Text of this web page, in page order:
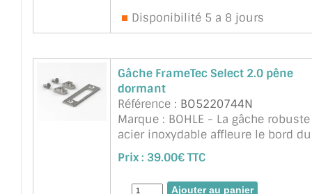
Disponibilité 5 a 8 jours
Gâche FrameTec Select 2.0 pêne
dormant
Référence : BO5220744N
Marque : BOHLE - La gâche
acier inoxydable affleure le bord du
cadre dormant et le protège contre
l'usure. Grâce aux coulisseaux en
gâche peut être montée rap ...
Prix : 39.00€ TTC